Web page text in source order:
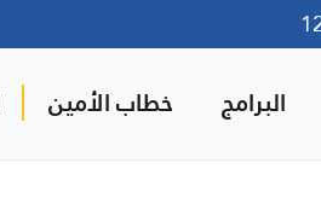
البرامج خطاب الأمين